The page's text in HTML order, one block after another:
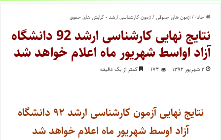
خانه/آزمون های حقوقی/آزمون کارشناسی ارشد - گرایش های حقوق
نتایج نهایی کارشناسی ارشد 92 دانشگاه
آزاد اواسط شهریور ماه اعلام خواهد شد
۲ شهریور ۱۳۹۲ ۱۷۴ کمتر از یک دقیقه
نتایج نهایی آزمون کارشناسی ارشد ۹۲ دانشگاه
آزاد اوسط شهریور ماه اعلام خواهد شد